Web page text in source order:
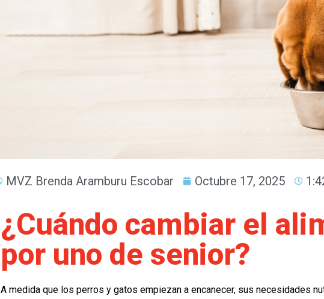
MVZ Brenda Aramburu Escobar Octubre 17, 2025
¿Cuándo cambiar el
por uno de senior?
A medida que los perros y gatos empiezan a encanecer, sus necesidades